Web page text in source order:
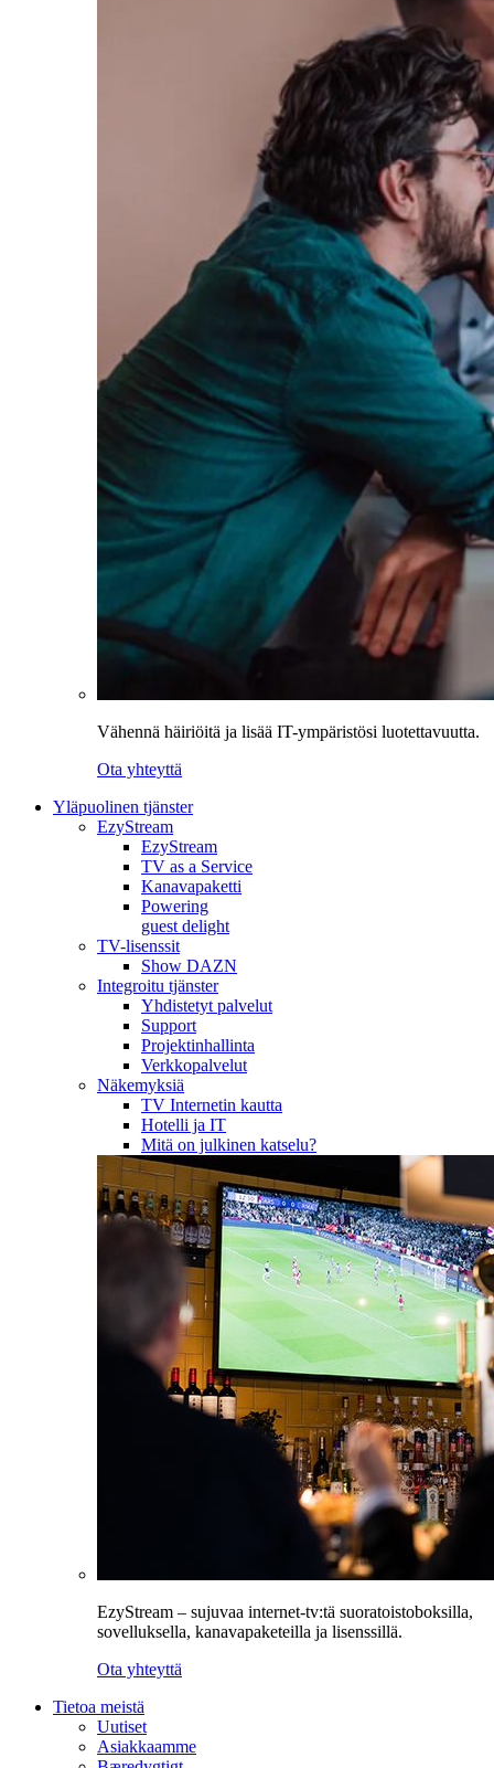
Vähennä häiriöitä ja lisää IT-ympäristösi luotettavuutta.
Ota yhteyttä
Yläpuolinen tjänster
EzyStream
EzyStream
TV as a Service
Kanavapaketti
Powering
guest delight
TV-lisenssit
Show DAZN
Integroitu tjänster
Yhdistetyt palvelut
Support
Projektinhallinta
Verkkopalvelut
Näkemyksiä
TV Internetin kautta
Hotelli ja IT
Mitä on julkinen katselu?
EzyStream – sujuvaa internet-tv:tä suoratoistoboksilla,
sovelluksella, kanavapaketeilla ja lisenssillä.
Ota yhteyttä
Tietoa meistä
Uutiset
Asiakkaamme